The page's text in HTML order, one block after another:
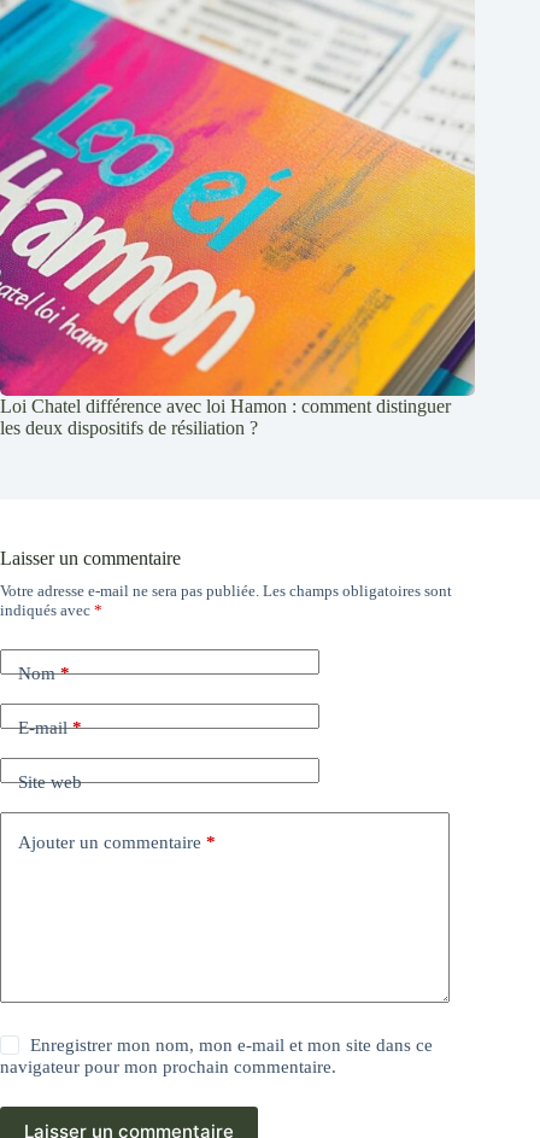
Loi Chatel différence avec loi Hamon : comment distinguer
les deux dispositifs de résiliation ?
Laisser un commentaire
Votre adresse e-mail ne sera pas publiée. Les champs obligatoires sont
indiqués avec *
Nom*
E-mail*
Site web
Ajouter un commentaire *
Enregistrer mon nom, mon e-mail et mon site dans ce
navigateur pour mon prochain commentaire.
Laisser un commentaire